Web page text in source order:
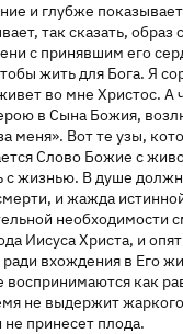
и глубже
так сказать, образ
с принявшим его
жить для Бога. Я
во мне Христос. А
в Сына Божия,
меня». Вот те узы,
Слово Божие с
с жизнью. В душе
и жажда
необходимости
Иисуса Христа, и
ради вхождения в Его
воспринимаются как
не выдержит
принесет плода.